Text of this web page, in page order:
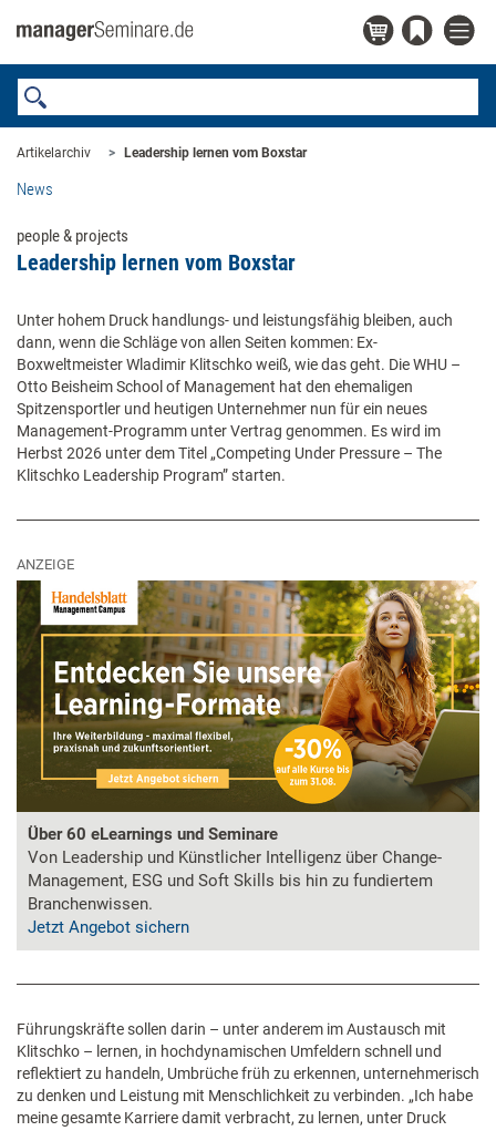
Artikelarchiv Leadership lernen vom Boxstar
News
people & projects
Leadership lernen vom Boxstar
Unter hohem Druck handlungs- und leistungsfähig bleiben, auch
dann, wenn die Schläge von allen Seiten kommen: Ex-
Boxweltmeister Wladimir Klitschko weiß, wie das geht. Die WHU –
Otto Beisheim School of Management hat den ehemaligen
Spitzensportler und heutigen Unternehmer nun für ein neues
Management-Programm unter Vertrag genommen. Es wird im
Herbst 2026 unter dem Titel „Competing Under Pressure – The
Klitschko Leadership Program” starten.
ANZEIGE
Über 60 eLearnings und Seminare
Von Leadership und Künstlicher Intelligenz über Change-
Management, ESG und Soft Skills bis hin zu fundiertem
Branchenwissen.
Jetzt Angebot sichern
Führungskräfte sollen darin – unter anderem im Austausch mit
Klitschko – lernen, in hochdynamischen Umfeldern schnell und
reflektiert zu handeln, Umbrüche früh zu erkennen, unternehmerisch
zu denken und Leistung mit Menschlichkeit zu verbinden. „Ich habe
meine gesamte Karriere damit verbracht, zu lernen, unter Druck